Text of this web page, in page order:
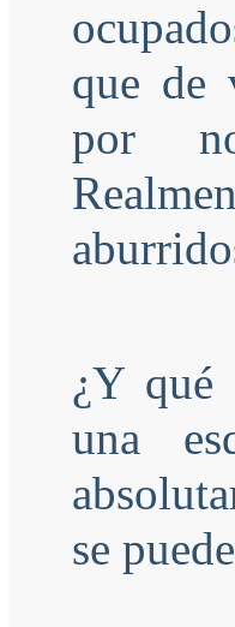
que de
por
¿Y qué
una
se